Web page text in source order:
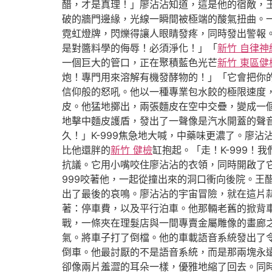
醋，才是真理！」廖沾沾知道，這是他的宿敵
破的牆門邊緣，光線一瞬間被極端的酸氣扭曲
霓虹燈牌，閃爍得讓人眼睛發疼，同時發出警
是對醬料學的侮辱！必須淨化！」「 新竹 自律神
一個巨大的管口，正在聚積藍色光芒新竹 東區健
炮！專門用來溶解有機發酵物的！」「它會把
信仰般的怒吼。他以一種專業包水餃的極限速度
皮。他猛地擲出，兩張麵皮在空中交疊，變成
地擊中麵皮護盾，發出了一聲像是汽水開蓋的
久！」K-999焦急地大喊，中藥味更濃了。廖沾
比他還胖的新竹 健檢缸抱起。「走！K-999！我
抗議。它用小嘴咬住廖沾沾的衣領，同時開啟
999咬著他，一起從撞出來的洞口衝向後院。王
出了最後的哀鳴。廖沾沾的宇宙冒險，就在這
著：停車費，以及平行泊車。他那輛老舊的掀
戰，一條夾在理髮店與一間專賣金屬雕像的畫
氣。將車子打了倒檔。他的車載語音系統發出
倒車。他最討厭的不是語音系統，而是那兩塊
卻像兩片羞澀的耳朵一樣，優雅地縮了回去。